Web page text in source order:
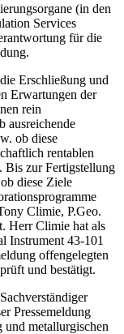
(in den
Services
für die
Erschließung und
Erwartungen der
rein
ausreichende
ob diese
rentablen
Bis zur Fertigstellung
diese Ziele
Climie, P.Geo.
Herr Climie hat als
Instrument 43-101
offengelegten
und bestätigt.
Pressemeldung
metallurgischen